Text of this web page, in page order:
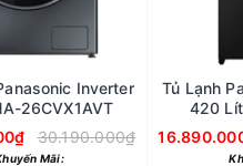
Inverter
26CVX1AVT
30.190.000₫
Mãi:
Tủ Lạnh
420 Lít